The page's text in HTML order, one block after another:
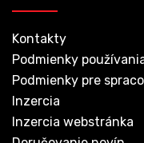
Kontakty
Podmienky
Podmienky pre
Inzercia
Inzercia webstránka